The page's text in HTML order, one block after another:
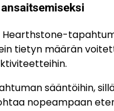
tietyn määrän
sääntöihin,
nopeampaan